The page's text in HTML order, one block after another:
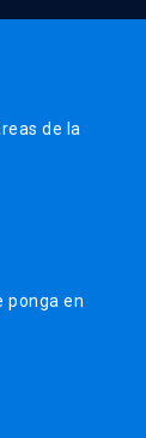
de la
ponga en